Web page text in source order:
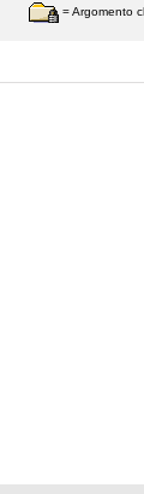
= Argomento